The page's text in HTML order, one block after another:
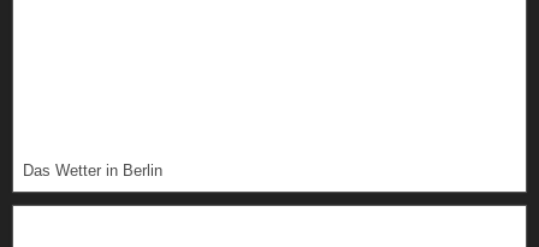
Das Wetter in Berlin